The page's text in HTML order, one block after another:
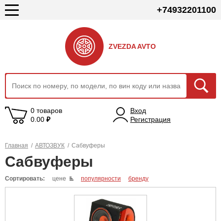
+74932201100
ZVEZDA AVTO
0 товаров
0.00 ₽
Вход
Регистрация
Главная / АВТОЗВУК / Сабвуферы
Сабвуферы
Сортировать: цене популярности бренду